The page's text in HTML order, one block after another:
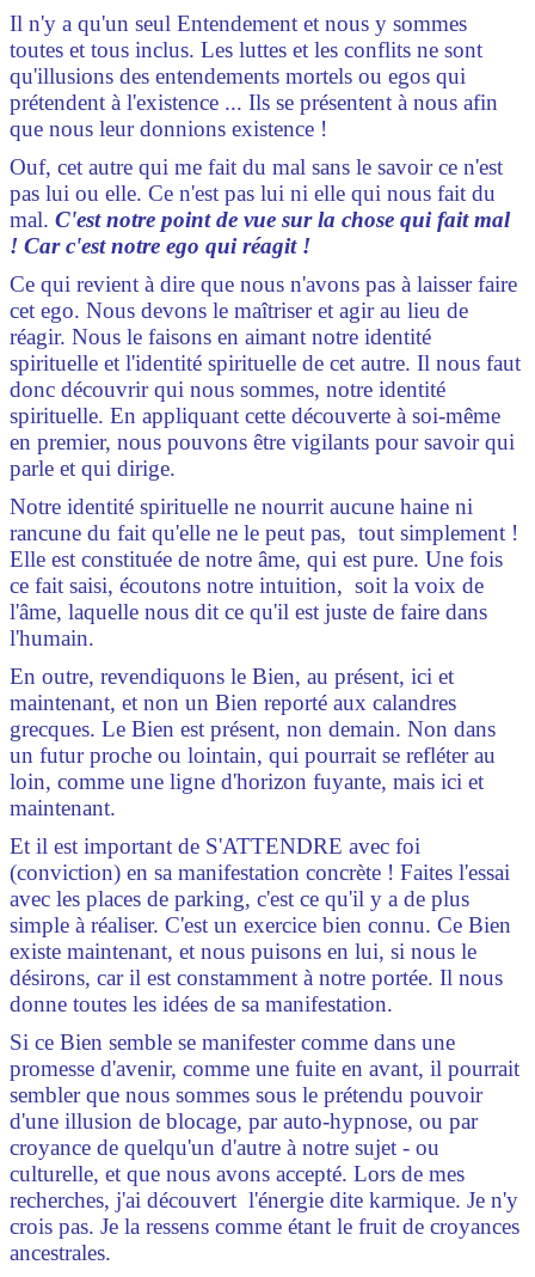
Il n'y a qu'un seul Entendement et nous y sommes
toutes et tous inclus. Les luttes et les conflits ne sont
qu'illusions des entendements mortels ou egos qui
prétendent à l'existence ... Ils se présentent à nous afin
que nous leur donnions existence !
Ouf, cet autre qui me fait du mal sans le savoir ce n'est
pas lui ou elle. Ce n'est pas lui ni elle qui nous fait du
mal.C'est notre point de vue sur la chose qui fait mal
! Car c'est notre ego qui réagit !
Ce qui revient à dire que nous n'avons pas à laisser faire
cet ego. Nous devons le maîtriser et agir au lieu de
réagir. Nous le faisons en aimant notre identité
spirituelle et l'identité spirituelle de cet autre. Il nous faut
donc découvrir qui nous sommes, notre identité
spirituelle. En appliquant cette découverte à soi-même
en premier, nous pouvons être vigilants pour savoir qui
parle et qui dirige.
Notre identité spirituelle ne nourrit aucune haine ni
rancune du fait qu'elle ne le peut pas, tout simplement !
Elle est constituée de notre âme, qui est pure. Une fois
ce fait saisi, écoutons notre intuition, soit la voix de
l'âme, laquelle nous dit ce qu'il est juste de faire dans
l'humain.
En outre, revendiquons le Bien, au présent, ici et
maintenant, et non un Bien reporté aux calandres
grecques. Le Bien est présent, non demain. Non dans
un futur proche ou lointain, qui pourrait se refléter au
loin, comme une ligne d'horizon fuyante, mais ici et
maintenant.
Et il est important de S'ATTENDRE avec foi
(conviction) en sa manifestation concrète ! Faites l'essai
avec les places de parking, c'est ce qu'il y a de plus
simple à réaliser. C'est un exercice bien connu. Ce Bien
existe maintenant, et nous puisons en lui, si nous le
désirons, car il est constamment à notre portée. Il nous
donne toutes les idées de sa manifestation.
Si ce Bien semble se manifester comme dans une
promesse d'avenir, comme une fuite en avant, il pourrait
sembler que nous sommes sous le prétendu pouvoir
d'une illusion de blocage, par auto-hypnose, ou par
croyance de quelqu'un d'autre à notre sujet - ou
culturelle, et que nous avons accepté.Lors de mes
recherches, j'ai découvert l'énergie dite karmique. Je n'y
crois pas. Je la ressens comme étant le fruit de croyances
ancestrales.